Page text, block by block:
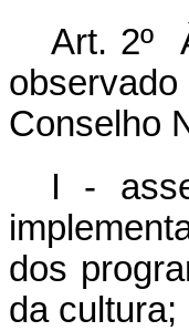
Art. 2º
Conselho
I -
dos
da cultura;